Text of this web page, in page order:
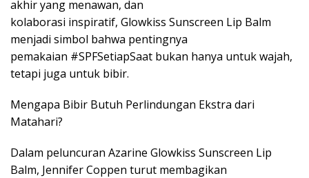
akhir yang menawan, dan
kolaborasi inspiratif, Glowkiss Sunscreen Lip Balm
menjadi simbol bahwa pentingnya
pemakaian #SPFSetiapSaat bukan hanya untuk wajah,
tetapi juga untuk bibir.
Mengapa Bibir Butuh Perlindungan Ekstra dari
Matahari?
Dalam peluncuran Azarine Glowkiss Sunscreen Lip
Balm, Jennifer Coppen turut membagikan